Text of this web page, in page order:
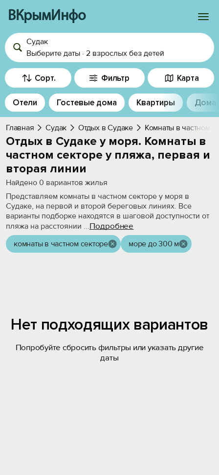
ВКрымИнфо
Войти
Избранное
История просмотра
Добавить свой объект
Судак
Выберите даты · 2 взрослых без детей
Сорт. Фильтр Карта
Отели Гостевые дома Квартиры Дома
Главная Судак Отдых в Судаке Комнаты в частном
Отдых в Судаке у моря. Комнаты в
частном секторе у пляжа, первая и
вторая линии
Найдено 0 вариантов жилья
Представляем комнаты в частном секторе у моря в
Судаке, на первой и второй береговых линиях. Все
варианты подборке находятся в шаговой доступности от
пляжа на расстоянии ...Подробнее
комнаты в частном секторе море до 300 м
Нет подходящих вариантов
Попробуйте сбросить фильтры или указать другие
даты